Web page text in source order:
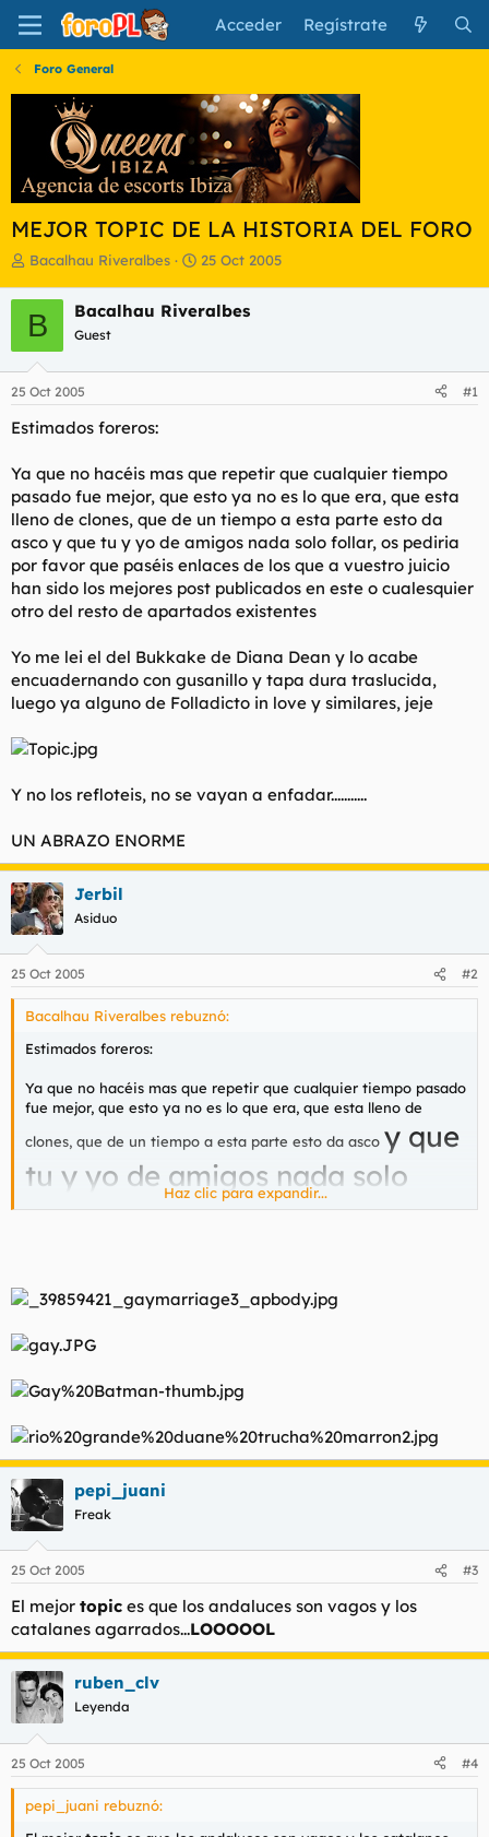
Acceder Regístrate
Foro General
MEJOR TOPIC DE LA HISTORIA DEL FORO
I
i
c
i
a
d
o
d
l
t
e
a
Bacalhau Riveralbes
F
h
e
i
o
25 Oct 2005
B Bacalhau Riveralbes
Guest
25 Oct 2005 #1
Estimados foreros:
Ya que no hacéis mas que repetir que cualquier tiempo
pasado fue mejor, que esto ya no es lo que era, que esta
lleno de clones, que de un tiempo a esta parte esto da
asco y que tu y yo de amigos nada solo follar, os pediria
por favor que paséis enlaces de los que a vuestro juicio
han sido los mejores post publicados en este o cualesquier
otro del resto de apartados existentes
Yo me lei el del Bukkake de Diana Dean y lo acabe
encuadernando con gusanillo y tapa dura traslucida,
luego ya alguno de Folladicto in love y similares, jeje
Y no los refloteis, no se vayan a enfadar...........
UN ABRAZO ENORME
Jerbil
Asiduo
25 Oct 2005 #2
Bacalhau Riveralbes rebuznó:
Estimados foreros:
Ya que no hacéis mas que repetir que cualquier tiempo pasado
fue mejor, que esto ya no es lo que era, que esta lleno de
clones, que de un tiempo a esta parte esto da asco y que
tu y yo de amigos nada solo
follar
Yo me lei el del Bukkake de Diana Dean y lo acabe
alguno de Folladicto in love y similares, jeje
UN ABRAZO ENORME
Haz clic para expandir...
pepi_juani
Freak
25 Oct 2005 #3
El mejor topic es que los andaluces son vagos y los
catalanes agarrados...LOOOOOL
ruben_clv
Leyenda
25 Oct 2005 #4
pepi_juani rebuznó: